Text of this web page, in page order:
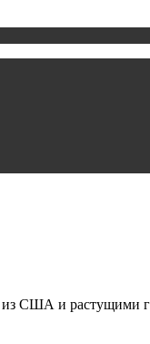
из США и растущими